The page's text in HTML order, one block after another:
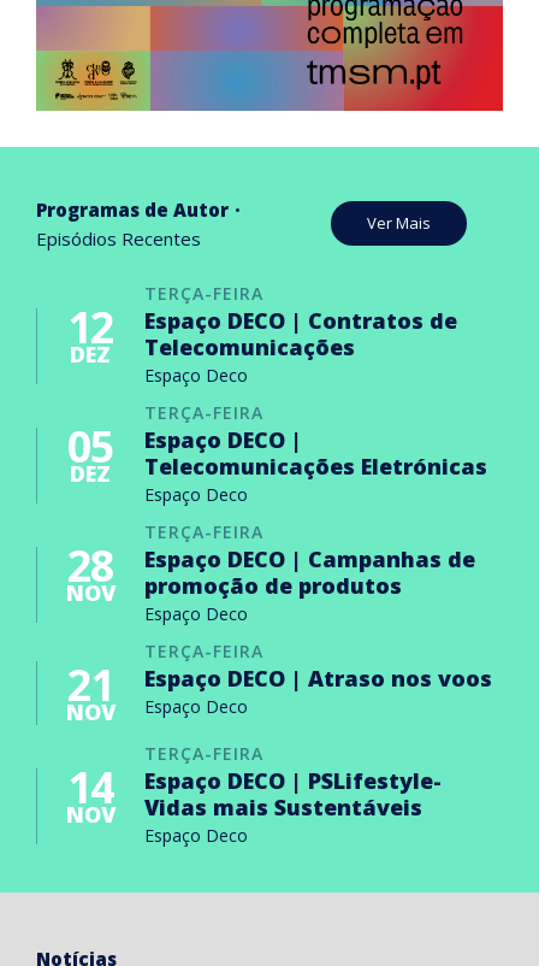
Programas de Autor
Episódios Recentes
Ver Mais
TERÇA-FEIRA
12
DEZ
Espaço DECO | Contratos de
Telecomunicações
Espaço Deco
TERÇA-FEIRA
05
DEZ
Espaço DECO |
Telecomunicações Eletrónicas
Espaço Deco
TERÇA-FEIRA
28
NOV
Espaço DECO | Campanhas de
promoção de produtos
Espaço Deco
TERÇA-FEIRA
21
NOV
Espaço DECO | Atraso nos voos
Espaço Deco
TERÇA-FEIRA
14
NOV
Espaço DECO | PSLifestyle-
Vidas mais Sustentáveis
Espaço Deco
Notícias